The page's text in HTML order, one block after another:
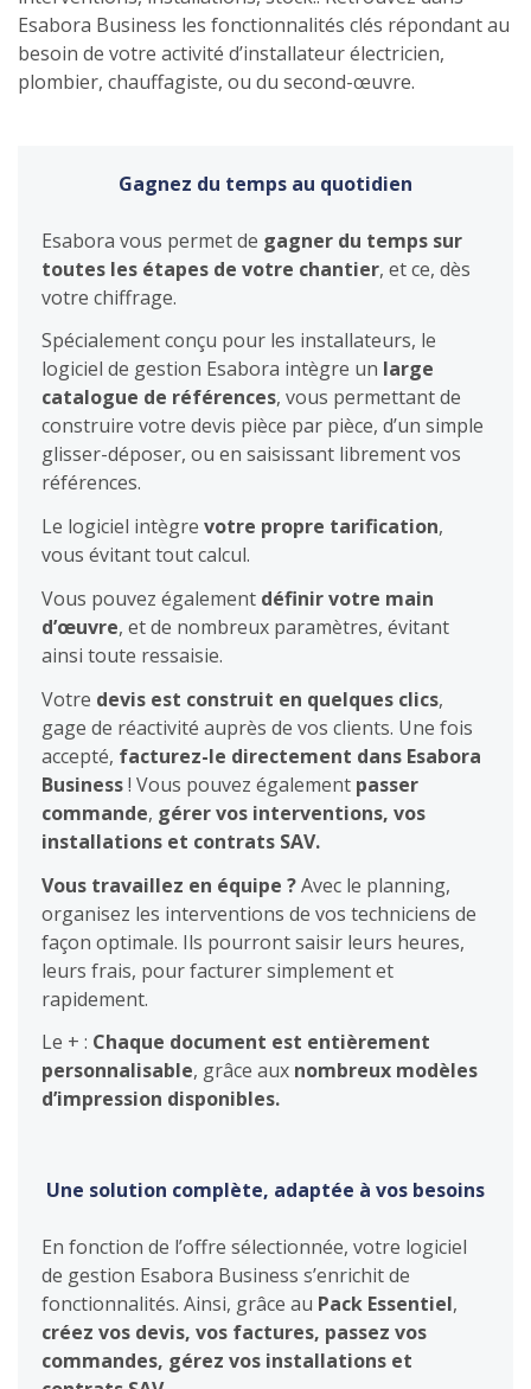
Esabora Business les fonctionnalités clés répondant au
besoin de votre activité d’installateur électricien,
plombier, chauffagiste, ou du second-œuvre.
Gagnez du temps au quotidien
Esabora vous permet de gagner du temps sur
toutes les étapes de votre chantier, et ce, dès
votre chiffrage.
Spécialement conçu pour les installateurs, le
logiciel de gestion Esabora intègre un large
catalogue de références, vous permettant de
construire votre devis pièce par pièce, d’un simple
glisser-déposer, ou en saisissant librement vos
références.
Le logiciel intègre votre propre tarification,
vous évitant tout calcul.
Vous pouvez également définir votre main
d’œuvre, et de nombreux paramètres, évitant
ainsi toute ressaisie.
Votre devis est construit en quelques clics,
gage de réactivité auprès de vos clients. Une fois
accepté, facturez-le directement dans Esabora
Business! Vous pouvez également passer
commande, gérer vos interventions, vos
installations et contrats SAV.
Vous travaillez en équipe ?Avec le planning,
organisez les interventions de vos techniciens de
façon optimale. Ils pourront saisir leurs heures,
leurs frais, pour facturer simplement et
rapidement.
Le + : Chaque document est entièrement
personnalisable, grâce aux nombreux modèles
d’impression disponibles.
Une solution complète, adaptée à vos besoins
En fonction de l’offre sélectionnée, votre logiciel
de gestion Esabora Business s’enrichit de
fonctionnalités. Ainsi, grâce au Pack Essentiel,
créez vos devis, vos factures, passez vos
commandes, gérez vos installations et